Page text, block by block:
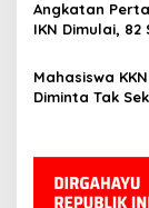
Angkatan
IKN Dimulai, 82
Pembangunan
Mahasiswa
Diminta Tak